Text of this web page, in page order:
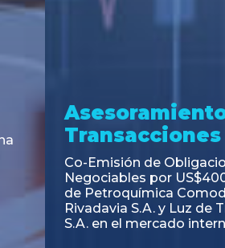
Transacciones
PAGBAM asesoró a
autorización para la
de los Certificados de
del Fideicomiso
Inmobiliario "Espacio